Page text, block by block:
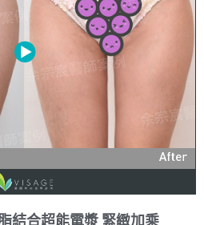
結合超能電漿 緊緻加乘